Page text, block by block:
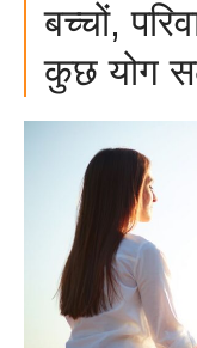
बच्चों,
कुछ योग